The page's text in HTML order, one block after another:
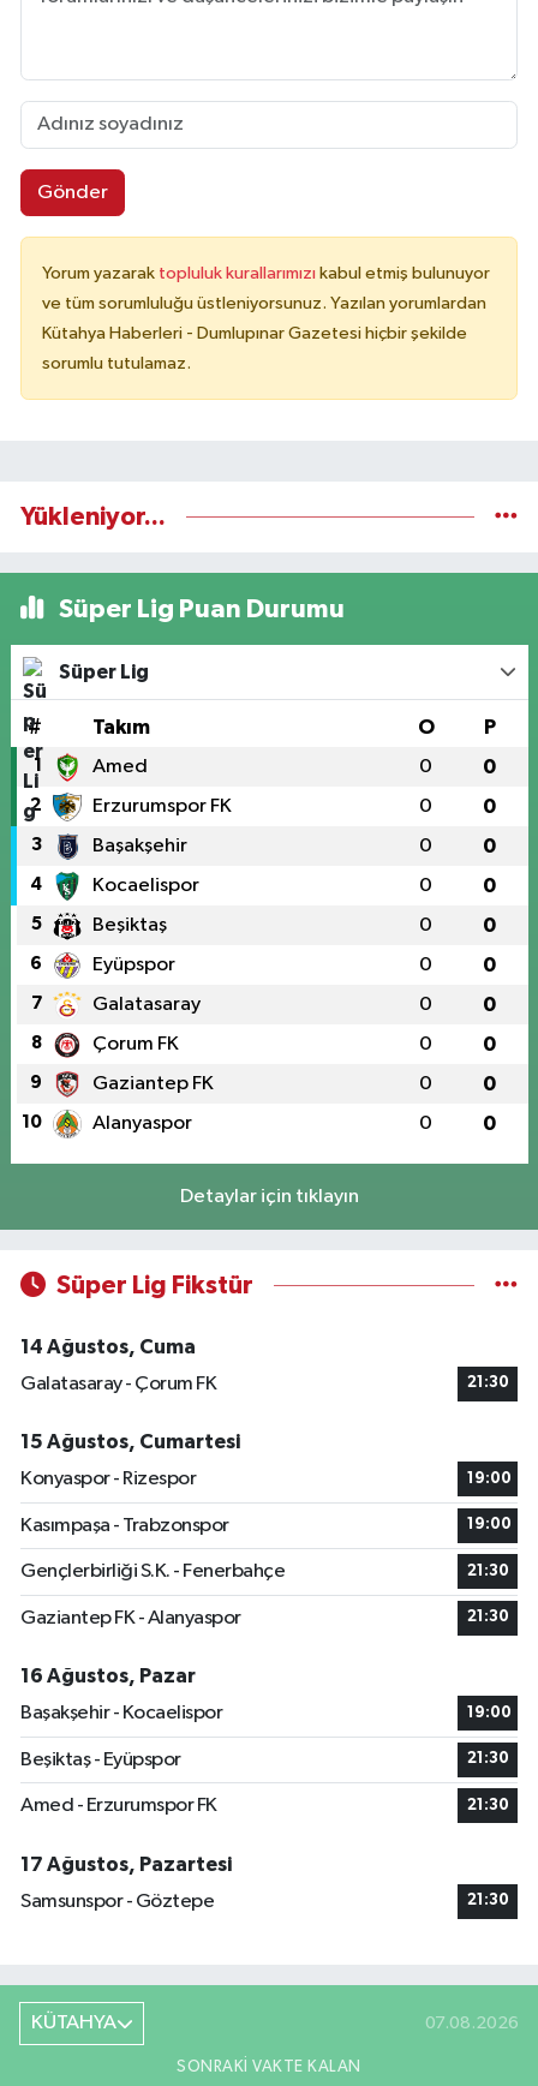
Gönder
Yorum yazarak topluluk kurallarımızı kabul etmiş bulunuyor
ve tüm sorumluluğu üstleniyorsunuz. Yazılan yorumlardan
Kütahya Haberleri - Dumlupınar Gazetesi hiçbir şekilde
sorumlu tutulamaz.
Yükleniyor...
Süper Lig Puan Durumu
Süper Lig
# Takım O P
1 Amed 0 0
2 Erzurumspor FK 0 0
3 Başakşehir 0 0
4 Kocaelispor 0 0
5 Beşiktaş 0 0
6 Eyüpspor 0 0
7 Galatasaray 0 0
8 Çorum FK 0 0
9 Gaziantep FK 0 0
10 Alanyaspor 0 0
Detaylar için tıklayın
Süper Lig Fikstür
14 Ağustos, Cuma
Galatasaray - Çorum FK
21:30
15 Ağustos, Cumartesi
Konyaspor - Rizespor
19:00
Kasımpaşa - Trabzonspor 19:00
Gençlerbirliği S.K. - Fenerbahçe 21:30
Gaziantep FK - Alanyaspor 21:30
16 Ağustos, Pazar
Başakşehir - Kocaelispor
19:00
Beşiktaş - Eyüpspor 21:30
Amed - Erzurumspor FK 21:30
17 Ağustos, Pazartesi
Samsunspor - Göztepe
21:30
KÜTAHYA 07.08.2026
SONRAKI VAKTE KALAN